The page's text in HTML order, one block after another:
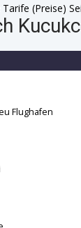
(Preise)
Flughafen